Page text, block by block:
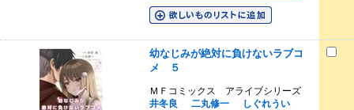
幼なじみが絶対に負けないラブコ
メ ５
ＭＦコミックス アライブシリーズ
井冬良
二丸修一
しぐれうい